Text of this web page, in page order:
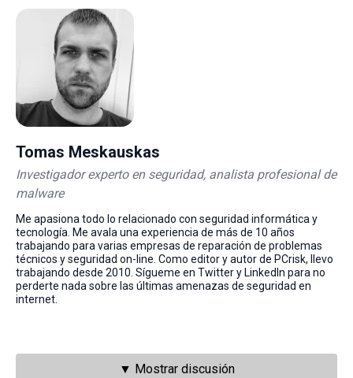
Tomas Meskauskas
Investigador experto en seguridad, analista profesional de
malware
Me apasiona todo lo relacionado con seguridad informática y
tecnología. Me avala una experiencia de más de 10 años
trabajando para varias empresas de reparación de problemas
técnicos y seguridad on-line. Como editor y autor de PCrisk, llevo
trabajando desde 2010. Sígueme en Twitter y LinkedIn para no
perderte nada sobre las últimas amenazas de seguridad en
internet.
▼ Mostrar discusión